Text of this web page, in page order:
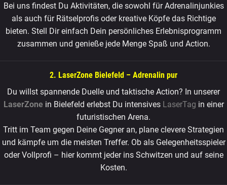
Bei uns findest Du Aktivitäten, die sowohl für Adrenalinjunkies
als auch für Rätselprofis oder kreative Köpfe das Richtige
bieten. Stell Dir einfach Dein persönliches Erlebnisprogramm
zusammen und genieße jede Menge Spaß und Action.
2. LaserZone Bielefeld – Adrenalin pur
Du willst spannende Duelle und taktische Action? In unserer
LaserZone in Bielefeld erlebst Du intensives LaserTag in einer
futuristischen Arena.
Tritt im Team gegen Deine Gegner an, plane clevere Strategien
und kämpfe um die meisten Treffer. Ob als Gelegenheitsspieler
oder Vollprofi – hier kommt jeder ins Schwitzen und auf seine
Kosten.